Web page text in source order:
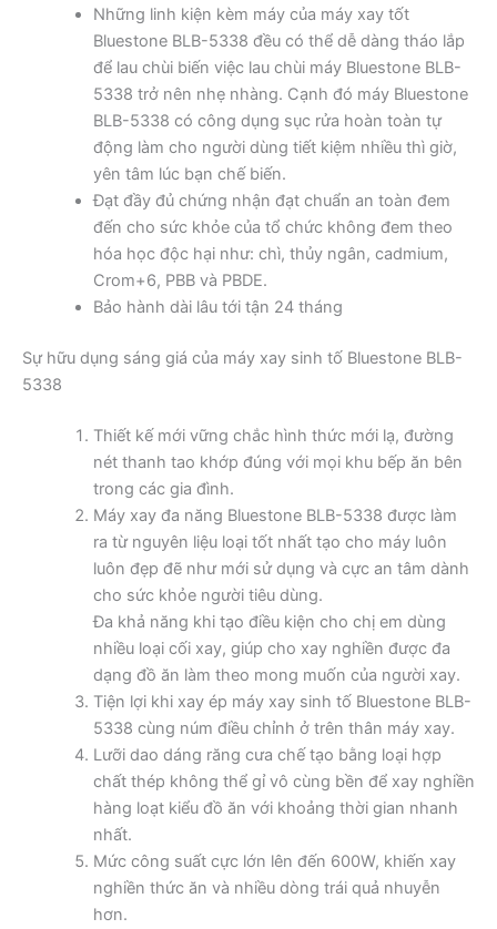
Những linh kiện kèm máy của máy xay tốt
Bluestone BLB-5338 đều có thể dễ dàng tháo lắp
để lau chùi biến việc lau chùi máy Bluestone BLB-
5338 trở nên nhẹ nhàng. Cạnh đó máy Bluestone
BLB-5338 có công dụng sục rửa hoàn toàn tự
động làm cho người dùng tiết kiệm nhiều thì giờ,
yên tâm lúc bạn chế biến.
Đạt đầy đủ chứng nhận đạt chuẩn an toàn đem
đến cho sức khỏe của tổ chức không đem theo
hóa học độc hại như: chì, thủy ngân, cadmium,
Crom+6, PBB và PBDE.
Bảo hành dài lâu tới tận 24 tháng
Sự hữu dụng sáng giá của máy xay sinh tố Bluestone BLB-
5338
Thiết kế mới vững chắc hình thức mới lạ, đường
nét thanh tao khớp đúng với mọi khu bếp ăn bên
trong các gia đình.
Máy xay đa năng Bluestone BLB-5338 được làm
ra từ nguyên liệu loại tốt nhất tạo cho máy luôn
luôn đẹp đẽ như mới sử dụng và cực an tâm dành
cho sức khỏe người tiêu dùng.
Đa khả năng khi tạo điều kiện cho chị em dùng
nhiều loại cối xay, giúp cho xay nghiền được đa
dạng đồ ăn làm theo mong muốn của người xay.
Tiện lợi khi xay ép máy xay sinh tố Bluestone BLB-
5338 cùng núm điều chỉnh ở trên thân máy xay.
Lưỡi dao dáng răng cưa chế tạo bằng loại hợp
chất thép không thể gỉ vô cùng bền để xay nghiền
hàng loạt kiểu đồ ăn với khoảng thời gian nhanh
nhất.
Mức công suất cực lớn lên đến 600W, khiến xay
nghiền thức ăn và nhiều dòng trái quả nhuyễn
hơn.